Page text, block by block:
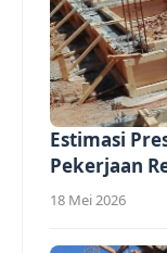
Estimasi
Pekerjaan
18 Mei 2026